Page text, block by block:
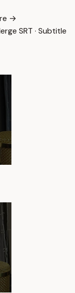
→
SRT · Subtitle